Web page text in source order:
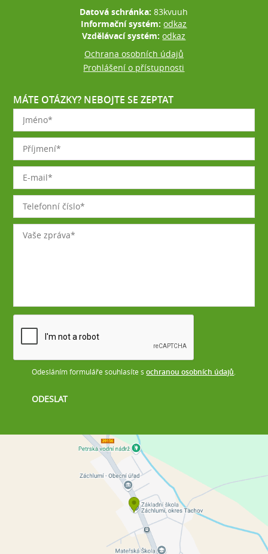
Datová schránka:83kvuuh
Informační systém:odkaz
Vzdělávací systém:odkaz
Ochrana osobních údajů
Prohlášení o přístupnosti
MÁTE OTÁZKY? NEBOJTE SE ZEPTAT
Odesláním formuláře souhlasíte sochranou osobních údajů